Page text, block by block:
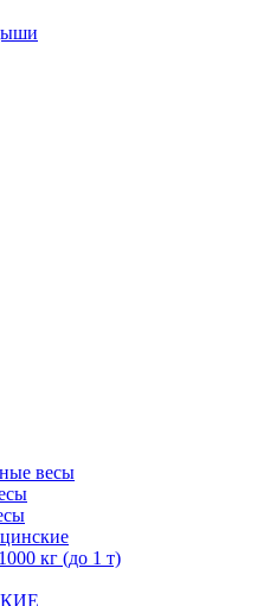
весы
кг (до 1 т)